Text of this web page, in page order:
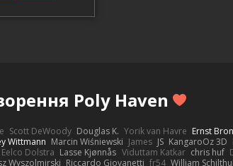
Poly Haven
Scott DeWoody Douglas K. Yorik van Havre Ernst
Wittmann Marcin Wiśniewski James JS KangaroOz 3D
Eelco Dolstra Lasse Kjønnås Viduttam Katkar chris huf
Wyszolmirski Riccardo Giovanetti fr54 William